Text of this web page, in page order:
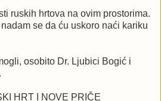
ruskih hrtova na ovim prostorima.
se da ću uskoro naći kariku
osobito Dr. Ljubici Bogić i
HRT I NOVE PRIČE